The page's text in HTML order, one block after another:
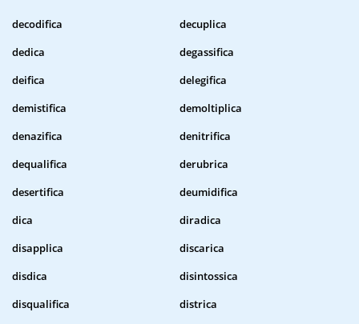
decodifica
decuplica
dedica
degassifica
deifica
delegifica
demistifica
demoltiplica
denazifica
denitrifica
dequalifica
derubrica
desertifica
deumidifica
dica
diradica
disapplica
discarica
disdica
disintossica
disqualifica
districa